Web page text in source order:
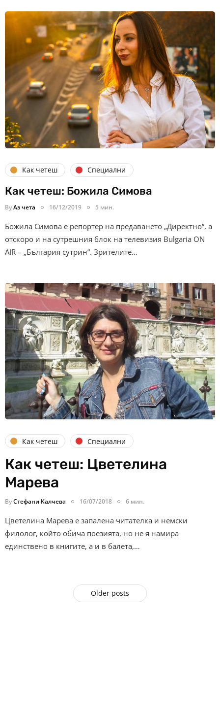
Как четеш Специални
Как четеш: Божила Симова
ByАз чета 16/12/2019 5 мин.
Божила Симова е репортер на предаването „Директно“, а
отскоро и на сутрешния блок на телевизия Bulgaria ON
AIR – „България сутрин“. Зрителите…
Как четеш Специални
Как четеш: Цветелина
Марева
ByСтефани Калчева 16/07/2018 6 мин.
Цветелина Марева е запалена читателка и немски
филолог, който обича поезията, но не я намира
единствено в книгите, а и в балета,…
Older posts